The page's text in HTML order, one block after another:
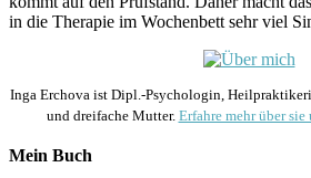
in die Therapie im Wochenbett sehr viel
Inga Erchova ist Dipl.-Psychologin,
und dreifache Mutter. Erfahre mehr über
Mein Buch